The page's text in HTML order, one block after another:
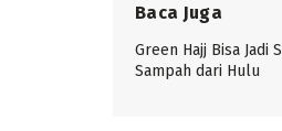
Baca Juga
Green Hajj Bisa Jadi
Sampah dari Hulu